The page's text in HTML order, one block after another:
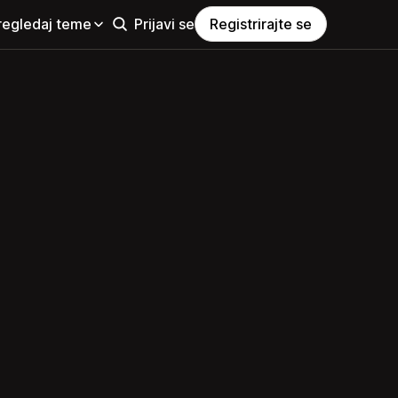
teme Prijavi se Registrirajte se